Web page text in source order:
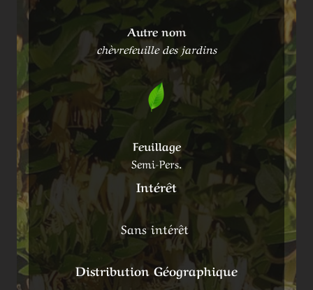
Autre nom
chèvrefeuille des jardins
Feuillage
Semi-Pers.
Intérêt
Sans intérêt
Distribution Géographique